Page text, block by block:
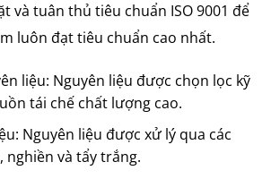
và tuân thủ tiêu chuẩn ISO 9001 để
luôn đạt tiêu chuẩn cao nhất.
liệu: Nguyên liệu được chọn lọc kỹ
tái chế chất lượng cao.
Nguyên liệu được xử lý qua các
nghiền và tẩy trắng.